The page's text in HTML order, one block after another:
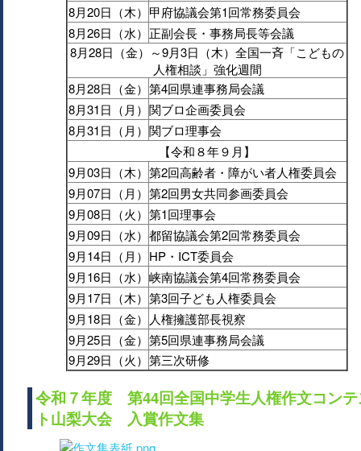
8月20日（木） 甲府協議会第1回常務委員会
8月26日（水） 正副会長・事務局長等会議
8月28日（金）～9月3日（木）全国一斉「こどもの
人権相談」強化週間
8月28日（金） 第4回県連事務局会議
8月31日（月） 関ブロ企画委員会
8月31日（月） 関ブロ理事会
【令和８年９月】
9月03日（木） 第2回高齢者・障がい者人権委員会
9月07日（月） 第2回男女共同参画委員会
9月08日（火） 第1回理事会
9月09日（水） 都留協議会第2回常務委員会
9月14日（月） HP・ICT委員会
9月16日（水） 峡南協議会第4回常務委員会
9月17日（木） 第3回子ども人権委員会
9月18日（金）
人権擁護部長視察
9月25日（金） 第5回県連事務局会議
9月29日（火） 第三次研修
令和７年度 第44回全国中学生人権作文コン
ト山梨大会 入賞作文集